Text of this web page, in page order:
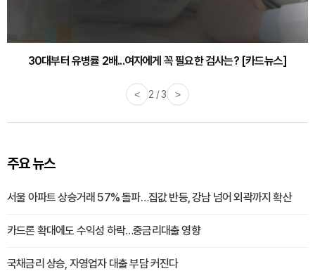
감기·독감 예방하고 면역력 높이는 4가지 영양제 [카드뉴스]
< 3 / 3 >
주요 뉴스
서울 아파트 상승거래 57% 돌파…집값 반등, 강남 넘어 외곽까지 확산
카드론 확대에도 수익성 하락…중금리대출 영향
국채금리 상승, 자영업자 대출 부담 커진다